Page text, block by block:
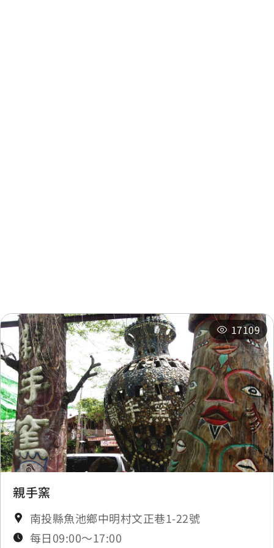
17109
親手窯
南投縣魚池鄉中明村文正巷1-22號
每日09:00～17:00